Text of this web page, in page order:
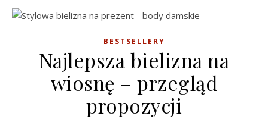
BESTSELLERY
Najlepsza bielizna na
wiosnę – przegląd
propozycji